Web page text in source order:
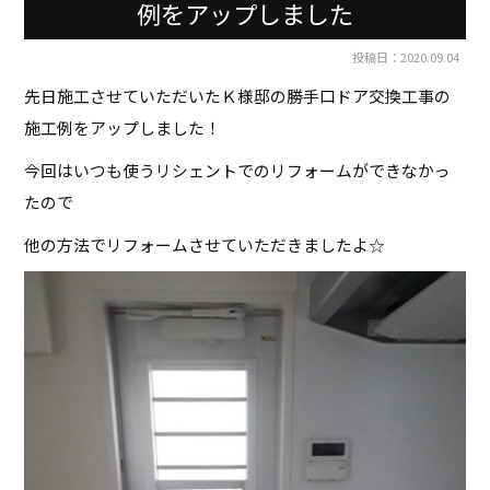
例をアップしました
投稿日：2020.09.04
先日施工させていただいたＫ様邸の勝手口ドア交換工事の
施工例をアップしました！
今回はいつも使うリシェントでのリフォームができなかっ
たので
他の方法でリフォームさせていただきましたよ☆